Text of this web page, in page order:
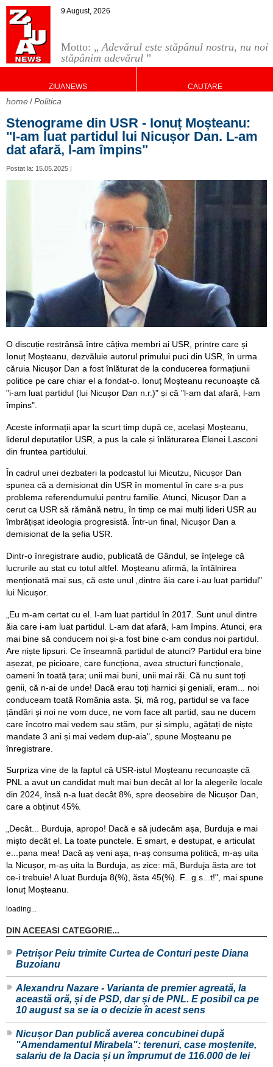
Motto: „Adevărul este stăpânul nostru, nu noi
stăpânim adevărul ”
9 August, 2026
ZIUANEWS CAUTARE
home Politica
Stenograme din USR - Ionuț Moșteanu:
"I-am luat partidul lui Nicușor Dan. L-am
dat afară, l-am împins"
Postat la: 15.05.2025 |
O discuție restrânsă între câțiva membri ai USR, printre care și
Ionuț Moșteanu, dezvăluie autorul primului puci din USR, în urma
căruia Nicușor Dan a fost înlăturat de la conducerea formațiunii
politice pe care chiar el a fondat-o. Ionuț Moșteanu recunoaște că
"i-am luat partidul (lui Nicușor Dan n.r.)" și că "l-am dat afară, l-am
împins".
Aceste informații apar la scurt timp după ce, același Moșteanu,
liderul deputaților USR, a pus la cale și înlăturarea Elenei Lasconi
din fruntea partidului.
În cadrul unei dezbateri la podcastul lui Micutzu, Nicușor Dan
spunea că a demisionat din USR în momentul în care s-a pus
problema referendumului pentru familie. Atunci, Nicușor Dan a
cerut ca USR să rămână netru, în timp ce mai mulți lideri USR au
îmbrățișat ideologia progresistă. Într-un final, Nicușor Dan a
demisionat de la șefia USR.
Dintr-o înregistrare audio, publicată de Gândul, se înțelege că
lucrurile au stat cu totul altfel. Moșteanu afirmă, la întâlnirea
menționată mai sus, că este unul „dintre ăia care i-au luat partidul"
lui Nicușor.
„Eu m-am certat cu el. I-am luat partidul în 2017. Sunt unul dintre
ăia care i-am luat partidul. L-am dat afară, l-am împins. Atunci, era
mai bine să conducem noi și-a fost bine c-am condus noi partidul.
Are niște lipsuri. Ce înseamnă partidul de atunci? Partidul era bine
așezat, pe picioare, care funcționa, avea structuri funcționale,
oameni în toată țara; unii mai buni, unii mai răi. Că nu sunt toți
genii, că n-ai de unde! Dacă erau toți harnici și geniali, eram... noi
conduceam toată România asta. Și, mă rog, partidul se va face
țăndări și noi ne vom duce, ne vom face alt partid, sau ne ducem
care încotro mai vedem sau stăm, pur și simplu, agățați de niște
mandate 3 ani și mai vedem dup-aia", spune Moșteanu pe
înregistrare.
Surpriza vine de la faptul că USR-istul Moșteanu recunoaște că
PNL a avut un candidat mult mai bun decât al lor la alegerile locale
din 2024, însă n-a luat decât 8%, spre deosebire de Nicușor Dan,
care a obținut 45%.
„Decât... Burduja, apropo! Dacă e să judecăm așa, Burduja e mai
mișto decât el. La toate punctele. E smart, e destupat, e articulat
e...pana mea! Dacă aș veni așa, n-aș consuma politică, m-aș uita
la Nicușor, m-aș uita la Burduja, aș zice: mă, Burduja ăsta are tot
ce-i trebuie! A luat Burduja 8(%), ăsta 45(%). F...g s...t!", mai spune
Ionuț Moșteanu.
loading...
DIN ACEEASI CATEGORIE...
Petrișor Peiu trimite Curtea de Conturi peste Diana
Buzoianu
Alexandru Nazare - Varianta de premier agreată, la
această oră, și de PSD, dar și de PNL. E posibil ca pe
10 august sa se ia o decizie în acest sens
Nicușor Dan publică averea concubinei după
"Amendamentul Mirabela": terenuri, case moștenite,
salariu de la Dacia și un împrumut de 116.000 de lei